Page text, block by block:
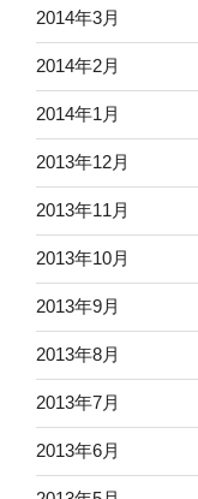
2014年3月
2014年2月
2014年1月
2013年12月
2013年11月
2013年10月
2013年9月
2013年8月
2013年7月
2013年6月